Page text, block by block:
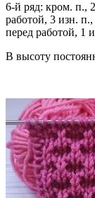
6-й ряд: кром. п.,
работой, 3 изн.
перед работой, 1
В высоту